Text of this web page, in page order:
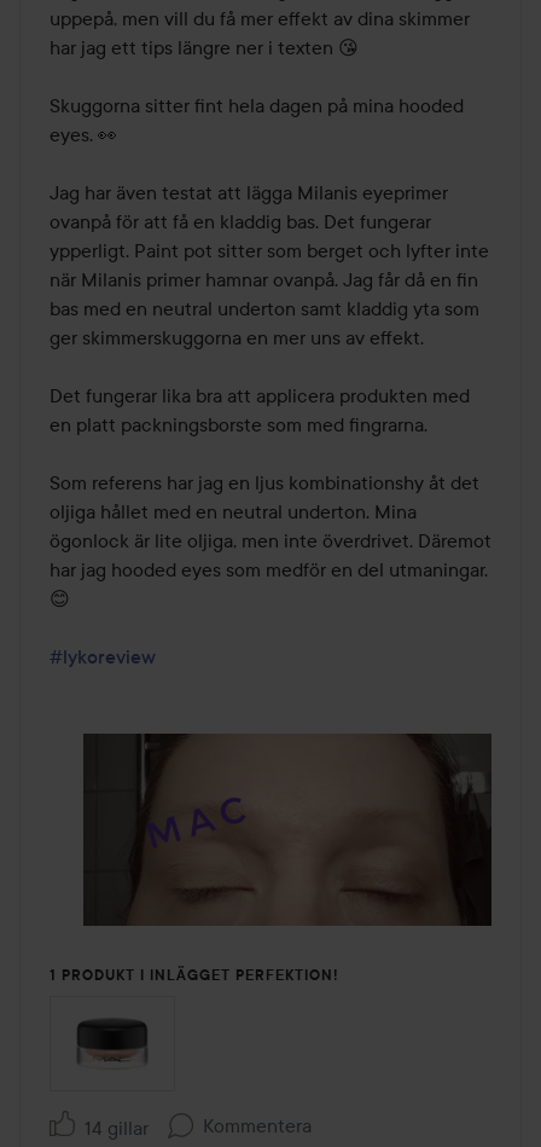
uppepå, men vill du få mer effekt av dina skimmer
har jag ett tips längre ner i texten 😘
Skuggorna sitter fint hela dagen på mina hooded
eyes. 👀
Jag har även testat att lägga Milanis eyeprimer
ovanpå för att få en kladdig bas. Det fungerar
ypperligt. Paint pot sitter som berget och lyfter inte
när Milanis primer hamnar ovanpå. Jag får då en fin
bas med en neutral underton samt kladdig yta som
ger skimmerskuggorna en mer uns av effekt.
Det fungerar lika bra att applicera produkten med
en platt packningsborste som med fingrarna.
Som referens har jag en ljus kombinationshy åt det
oljiga hållet med en neutral underton. Mina
ögonlock är lite oljiga, men inte överdrivet. Däremot
har jag hooded eyes som medför en del utmaningar.
😊
#lykoreview
1 PRODUKT I INLÄGGET PERFEKTION!
14 gillar Kommentera